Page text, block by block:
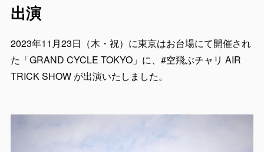
出演
2023年11月23日（木・祝）に東京はお台場にて開催され
た「GRAND CYCLE TOKYO」に、#空飛ぶチャリ AIR
TRICK SHOW が出演いたしました。